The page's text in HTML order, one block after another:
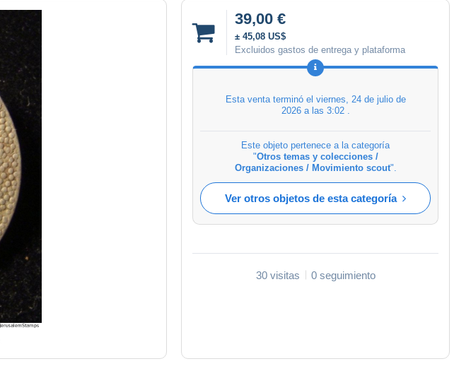
39,00 €
± 45,08 US$
Excluidos gastos de entrega y plataforma
Esta venta terminó el viernes, 24 de julio de
2026 a las 3:02.
Este objeto pertenece a la categoría
"Otros temas y colecciones /
Organizaciones / Movimiento scout".
Ver otros objetos de esta categoría
30 visitas 0 seguimiento